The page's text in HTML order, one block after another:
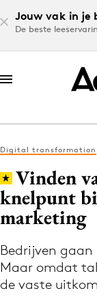
Jouw vak in je
De beste
Log in
Volg het
Digital transformation
Vinden
knelpunt
marketing
Bedrijven
Maar omdat
de vaste